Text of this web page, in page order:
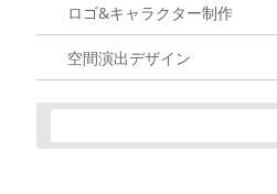
ロゴ&キャラクター制作
空間演出デザイン